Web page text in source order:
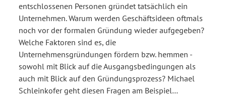
entschlossenen Personen gründet tatsächlich ein
Unternehmen. Warum werden Geschäftsideen oftmals
noch vor der formalen Gründung wieder aufgegeben?
Welche Faktoren sind es, die
Unternehmensgründungen fördern bzw. hemmen -
sowohl mit Blick auf die Ausgangsbedingungen als
auch mit Blick auf den Gründungsprozess? Michael
Schleinkofer geht diesen Fragen am Beispiel…